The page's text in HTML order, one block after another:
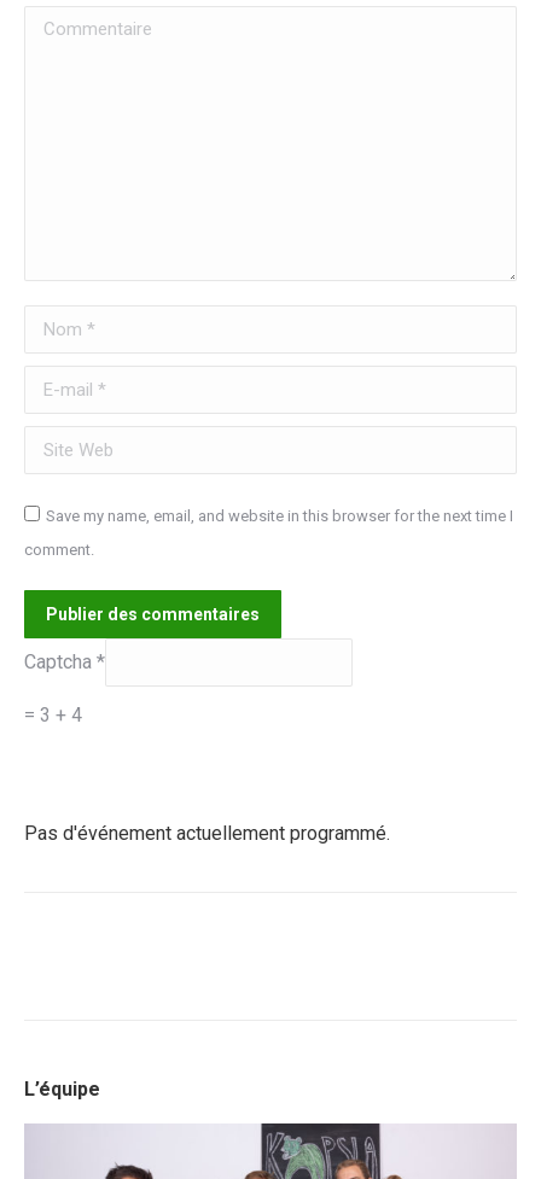
Commentaire
Nom *
E-mail *
Site Web
Save my name, email, and website in this browser for the next time I
comment.
Publier des commentaires
Captcha *
= 3 + 4
Pas d'événement actuellement programmé.
L’équipe